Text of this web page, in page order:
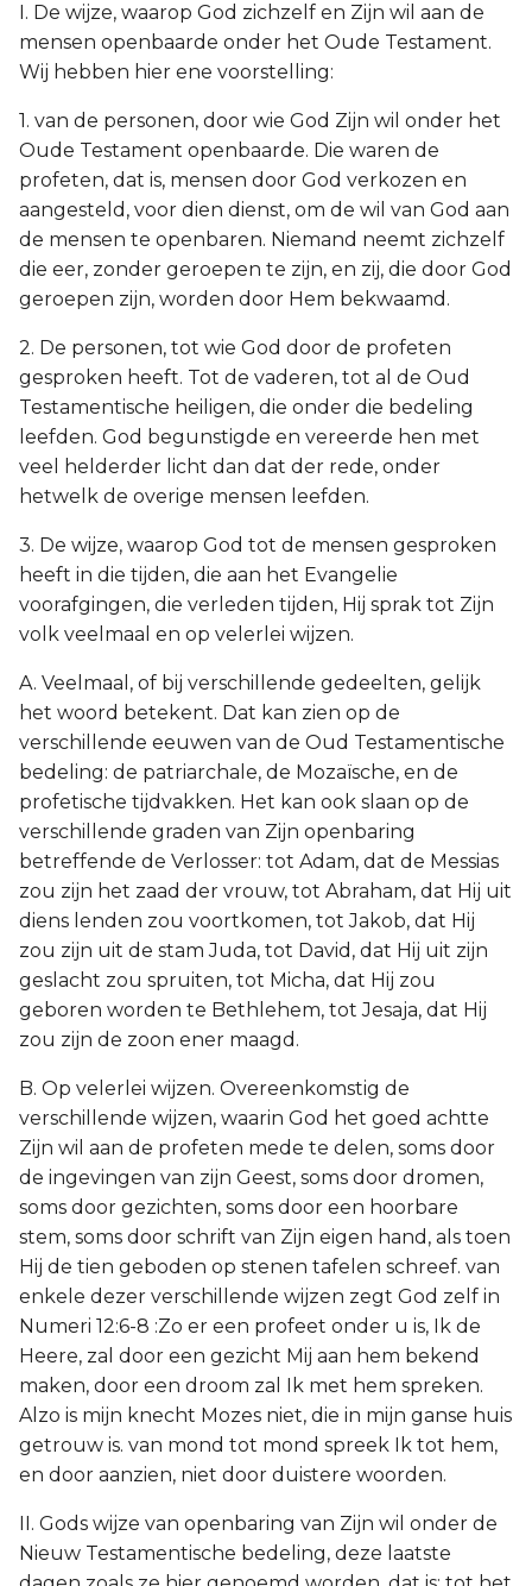
I. De wijze, waarop God zichzelf en Zijn wil aan de
mensen openbaarde onder het Oude Testament.
Wij hebben hier ene voorstelling:
1. van de personen, door wie God Zijn wil onder het
Oude Testament openbaarde. Die waren de
profeten, dat is, mensen door God verkozen en
aangesteld, voor dien dienst, om de wil van God aan
de mensen te openbaren. Niemand neemt zichzelf
die eer, zonder geroepen te zijn, en zij, die door God
geroepen zijn, worden door Hem bekwaamd.
2. De personen, tot wie God door de profeten
gesproken heeft. Tot de vaderen, tot al de Oud
Testamentische heiligen, die onder die bedeling
leefden. God begunstigde en vereerde hen met
veel helderder licht dan dat der rede, onder
hetwelk de overige mensen leefden.
3. De wijze, waarop God tot de mensen gesproken
heeft in die tijden, die aan het Evangelie
voorafgingen, die verleden tijden, Hij sprak tot Zijn
volk veelmaal en op velerlei wijzen.
A. Veelmaal, of bij verschillende gedeelten, gelijk
het woord betekent. Dat kan zien op de
verschillende eeuwen van de Oud Testamentische
bedeling: de patriarchale, de Mozaïsche, en de
profetische tijdvakken. Het kan ook slaan op de
verschillende graden van Zijn openbaring
betreffende de Verlosser: tot Adam, dat de Messias
zou zijn het zaad der vrouw, tot Abraham, dat Hij uit
diens lenden zou voortkomen, tot Jakob, dat Hij
zou zijn uit de stam Juda, tot David, dat Hij uit zijn
geslacht zou spruiten, tot Micha, dat Hij zou
geboren worden te Bethlehem, tot Jesaja, dat Hij
zou zijn de zoon ener maagd.
B. Op velerlei wijzen. Overeenkomstig de
verschillende wijzen, waarin God het goed achtte
Zijn wil aan de profeten mede te delen, soms door
de ingevingen van zijn Geest, soms door dromen,
soms door gezichten, soms door een hoorbare
stem, soms door schrift van Zijn eigen hand, als toen
Hij de tien geboden op stenen tafelen schreef. van
enkele dezer verschillende wijzen zegt God zelf in
Numeri 12:6-8 :Zo er een profeet onder u is, Ik de
Heere, zal door een gezicht Mij aan hem bekend
maken, door een droom zal Ik met hem spreken.
Alzo is mijn knecht Mozes niet, die in mijn ganse huis
getrouw is. van mond tot mond spreek Ik tot hem,
en door aanzien, niet door duistere woorden.
II. Gods wijze van openbaring van Zijn wil onder de
Nieuw Testamentische bedeling, deze laatste